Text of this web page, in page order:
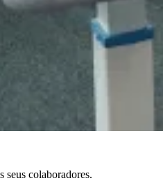
seus colaboradores.